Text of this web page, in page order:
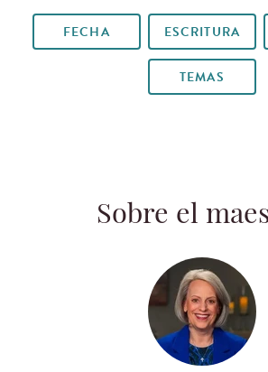
FECHA ESCRITURA
TEMAS
Sobre el